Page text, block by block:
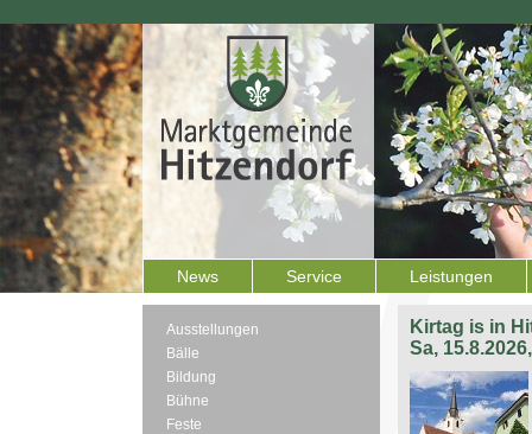
News Service Leistungen
Ausstellungen
Bälle
Bildung
Bühne
Feste
Kirtag is in
Sa,